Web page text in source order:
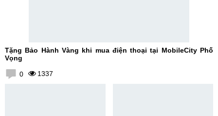
Tặng Bảo Hành Vàng khi mua điện thoại tại MobileCity Phố
Vọng
0 1337